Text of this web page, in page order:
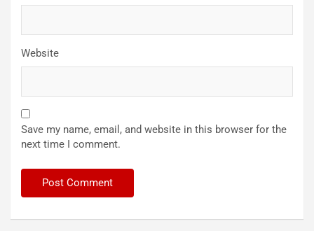
Website
Save my name, email, and website in this browser for the
next time I comment.